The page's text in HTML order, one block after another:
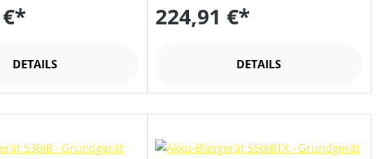
DETAILS
224,91 €*
DETAILS